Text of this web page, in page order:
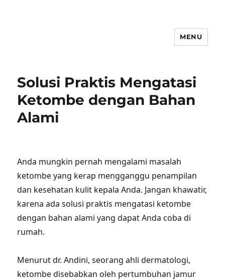
MENU
Solusi Praktis Mengatasi
Ketombe dengan Bahan
Alami
Anda mungkin pernah mengalami masalah
ketombe yang kerap mengganggu penampilan
dan kesehatan kulit kepala Anda. Jangan khawatir,
karena ada solusi praktis mengatasi ketombe
dengan bahan alami yang dapat Anda coba di
rumah.
Menurut dr. Andini, seorang ahli dermatologi,
ketombe disebabkan oleh pertumbuhan jamur